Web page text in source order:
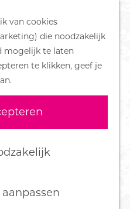
van cookies
die noodzakelijk
mogelijk te laten
te klikken, geef je